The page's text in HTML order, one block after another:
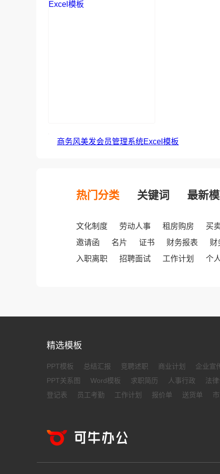
商务风美发会员管理系统Excel模板
热门分类 关键词 最新
文化制度 劳动人事 租房购房
买
邀请函
名片 证书 财务报表
财
入职离职
招聘面试 工作计划 个
精选模板
PPT模板 总结汇报 竞聘述职 商业计划
企业宣
PPT关系图
Word模板 求职简历 人事行政
法
登记表
员工考勤 工作计划 报价单 送货单